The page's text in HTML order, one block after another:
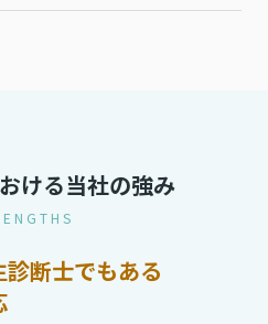
ける当社の強み
断士でもある